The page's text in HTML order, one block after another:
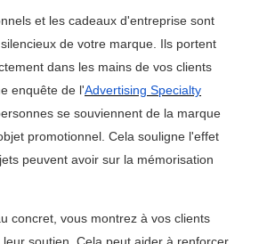
et les cadeaux d'entreprise sont
de votre marque. Ils portent
dans les mains de vos clients
enquête de l'Advertising Specialty
se souviennent de la marque
promotionnel. Cela souligne l'effet
peuvent avoir sur la mémorisation
concret, vous montrez à vos clients
soutien. Cela peut aider à renforcer